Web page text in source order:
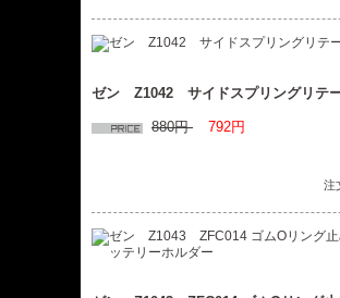
ゼン Z1042 サイドスプリングリテ
880円 792円
注